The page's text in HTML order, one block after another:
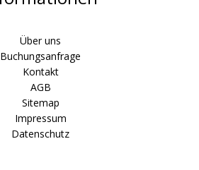
Über uns
Buchungsanfrage
Kontakt
AGB
Sitemap
Impressum
Datenschutz